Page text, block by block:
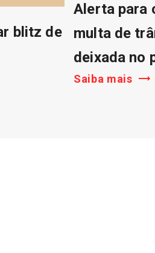
blitz de
Alerta para
multa de
deixada no
Saiba mais